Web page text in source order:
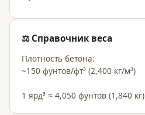
⚖️ Справочник веса
Плотность бетона:
~150 фунтов/фт³ (2,400 кг/м³)
1 ярд³ ≈ 4,050 фунтов (1,840 кг)